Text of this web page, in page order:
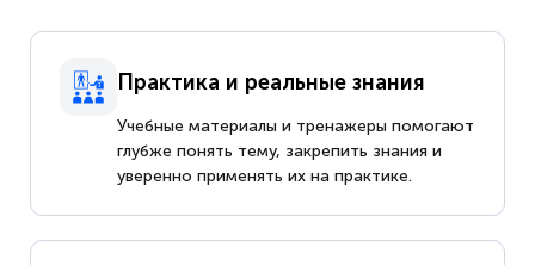
Практика и реальные знания
Учебные материалы и тренажеры помогают
глубже понять тему, закрепить знания и
уверенно применять их на практике.